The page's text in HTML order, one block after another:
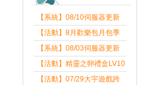
【系統】08/10伺服器更新
維護公告
【活動】8月歡樂包月包季
送
【系統】08/03伺服器更新
維護公告
【活動】精靈之卵禮盒LV10
限量發送中
【活動】07/29大宇遊戲跨